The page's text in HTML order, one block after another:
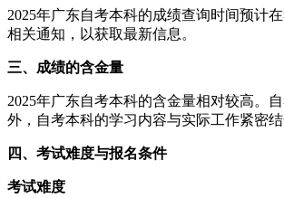
2025年广东自考本科的成绩查询时间预计
相关通知，以获取最新信息。
三、成绩的含金量
2025年广东自考本科的含金量相对较高。
外，自考本科的学习内容与实际工作紧密
四、考试难度与报名条件
考试难度